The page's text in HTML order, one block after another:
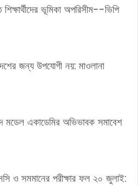
শিক্ষার্থীদের ভূমিকা অপরিসীম--ভিপি
জন্য উপযোগী নয়: মাওলানা
মডেল একাডেমির অভিভাবক সমাবেশ
ও সমমানের পরীক্ষার ফল ২০ জুলাই: